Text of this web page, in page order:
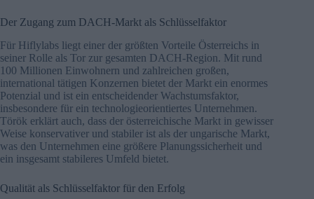
Der Zugang zum DACH-Markt als Schlüsselfaktor
Für Hiflylabs liegt einer der größten Vorteile Österreichs in
seiner Rolle als Tor zur gesamten DACH-Region. Mit rund
100 Millionen Einwohnern und zahlreichen großen,
international tätigen Konzernen bietet der Markt ein enormes
Potenzial und ist ein entscheidender Wachstumsfaktor,
insbesondere für ein technologieorientiertes Unternehmen.
Török erklärt auch, dass der österreichische Markt in gewisser
Weise konservativer und stabiler ist als der ungarische Markt,
was den Unternehmen eine größere Planungssicherheit und
ein insgesamt stabileres Umfeld bietet.
Qualität als Schlüsselfaktor für den Erfolg